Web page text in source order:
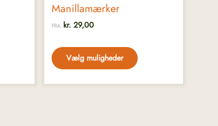
Manillamærker
FRA: kr. 29,00
Vælg muligheder